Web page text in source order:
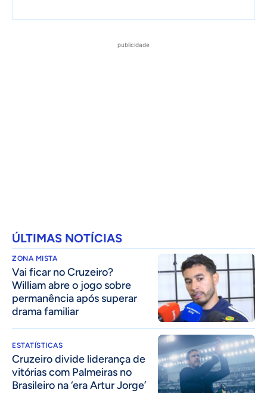
publicidade
ÚLTIMAS NOTÍCIAS
ZONA MISTA
Vai ficar no Cruzeiro?
William abre o jogo sobre
permanência após superar
drama familiar
ESTATÍSTICAS
Cruzeiro divide liderança de
vitórias com Palmeiras no
Brasileiro na ‘era Artur Jorge’